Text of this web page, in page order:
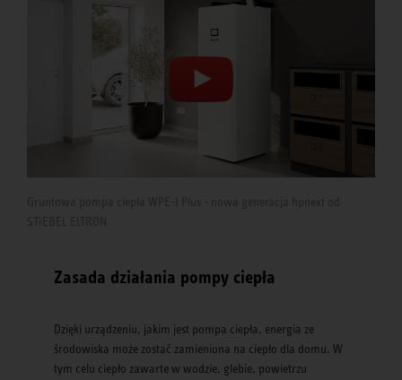
Zasada działania pompy ciepła
Dzięki urządzeniu, jakim jest pompa ciepła, energia ze
środowiska może zostać zamieniona na ciepło dla domu. W
tym celu ciepło zawarte w wodzie, glebie, powietrzu